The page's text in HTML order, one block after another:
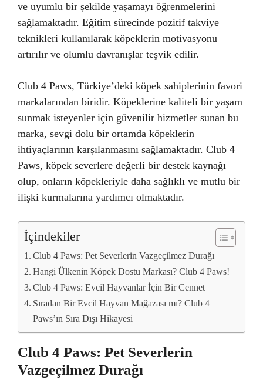
ve uyumlu bir şekilde yaşamayı öğrenmelerini
sağlamaktadır. Eğitim sürecinde pozitif takviye
teknikleri kullanılarak köpeklerin motivasyonu
artırılır ve olumlu davranışlar teşvik edilir.
Club 4 Paws, Türkiye’deki köpek sahiplerinin favori
markalarından biridir. Köpeklerine kaliteli bir yaşam
sunmak isteyenler için güvenilir hizmetler sunan bu
marka, sevgi dolu bir ortamda köpeklerin
ihtiyaçlarının karşılanmasını sağlamaktadır. Club 4
Paws, köpek severlere değerli bir destek kaynağı
olup, onların köpekleriyle daha sağlıklı ve mutlu bir
ilişki kurmalarına yardımcı olmaktadır.
İçindekiler
Club 4 Paws: Pet Severlerin Vazgeçilmez Durağı
Hangi Ülkenin Köpek Dostu Markası? Club 4 Paws!
Club 4 Paws: Evcil Hayvanlar İçin Bir Cennet
Sıradan Bir Evcil Hayvan Mağazası mı? Club 4
Paws’ın Sıra Dışı Hikayesi
Club 4 Paws: Pet Severlerin
Vazgeçilmez Durağı